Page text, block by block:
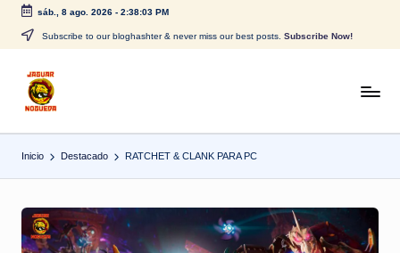
Saltar
contenido
sáb., 8 ago. 2026- 2:38:03 PM
Subscribe to our bloghashter & never miss our best posts. Subscribe Now!
J
a
g
a
CONTENIDO
Inicio Destacado RATCHET & CLANK PARA PC